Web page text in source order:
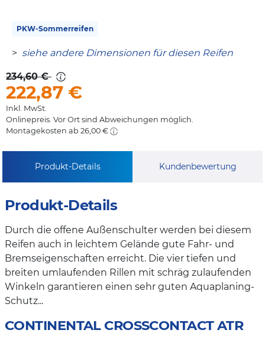
PKW-Sommerreifen
> siehe andere Dimensionen für diesen Reifen
234,60 €
222,87 €
Inkl. MwSt.
Onlinepreis. Vor Ort sind Abweichungen möglich.
Montagekosten ab 26,00 €
Produkt-Details Kundenbewertung
Produkt-Details
Durch die offene Außenschulter werden bei diesem
Reifen auch in leichtem Gelände gute Fahr- und
Bremseigenschaften erreicht. Die vier tiefen und
breiten umlaufenden Rillen mit schräg zulaufenden
Winkeln garantieren einen sehr guten Aquaplaning-
Schutz...
CONTINENTAL CROSSCONTACT ATR